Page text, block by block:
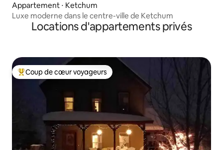
Appartement ⋅ Ketchum
Luxe moderne dans le centre-ville de Ketchum
Locations d'appartements privés
Coups de cœur voyageurs les plus appréciés
Coup de cœur voyageurs